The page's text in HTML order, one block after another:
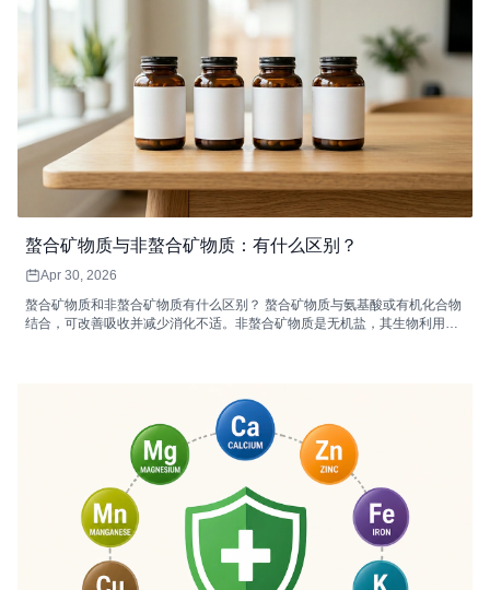
螯合矿物质与非螯合矿物质：有什么区别？
Apr 30, 2026
螯合矿物质和非螯合矿物质有什么区别？ 螯合矿物质与氨基酸或有机化合物
结合，可改善吸收并减少消化不适。非螯合矿物质是无机盐，其生物利​​用度